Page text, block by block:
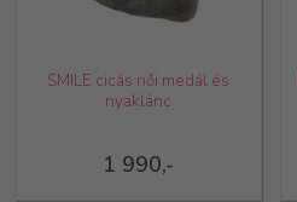
1 990,-
SMILE cicás női medál és
nyaklánc